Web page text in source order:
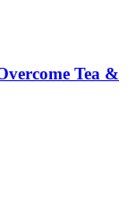
Overcome Tea &